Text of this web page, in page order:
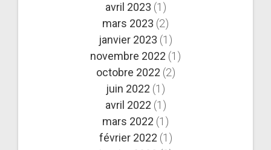
avril 2023 (1)
mars 2023 (2)
janvier 2023 (1)
novembre 2022 (1)
octobre 2022 (2)
juin 2022 (1)
avril 2022 (1)
mars 2022 (1)
février 2022 (1)